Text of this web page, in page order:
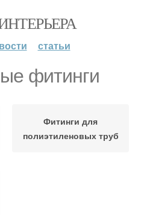
статьи
фитинги
Фитинги для
полиэтиленовых труб